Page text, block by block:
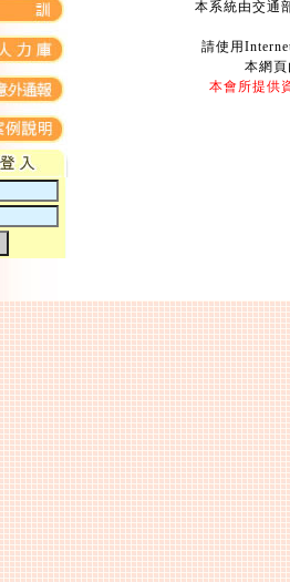
本系統由交通
請使用
本網
本會所提供